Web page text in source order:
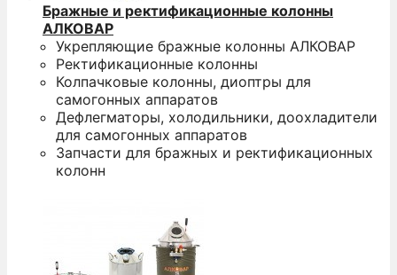
Бражные и ректификационные колонны
АЛКОВАР
Укрепляющие бражные колонны АЛКОВАР
Ректификационные колонны
Колпачковые колонны, диоптры для
самогонных аппаратов
Дефлегматоры, холодильники, доохладители
для самогонных аппаратов
Запчасти для бражных и ректификационных
колонн